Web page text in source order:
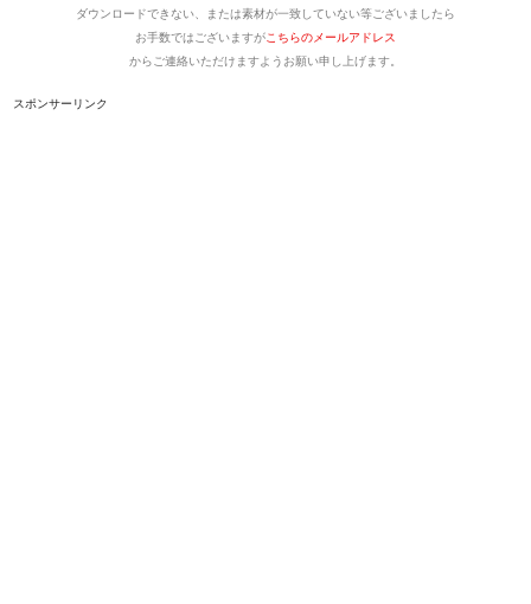
ダウンロードできない、または素材が一致していない等ございましたら
お手数ではございますがこちらのメールアドレス
からご連絡いただけますようお願い申し上げます。
スポンサーリンク